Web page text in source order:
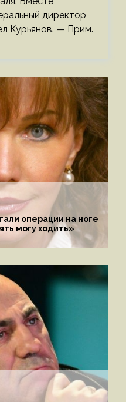
директор
Курьянов. — Прим.
операции на ноге
могу ходить»